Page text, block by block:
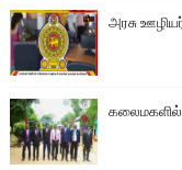
அரசு
கலைமகளில்